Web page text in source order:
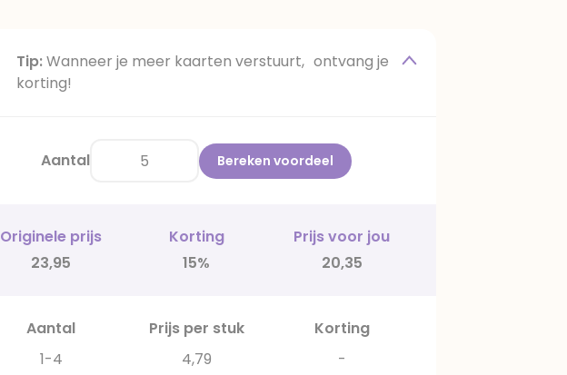
Tip:Wanneer je meer kaarten verstuurt, ontvang je
korting!
Aantal Bereken voordeel
Originele prijs Korting
Prijs voor jou
23,95
15% 20,35
Aantal Prijs per stuk
Korting
1-4
4,79
-